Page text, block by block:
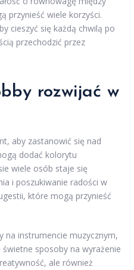
przynieść wiele korzyści.
cieszyć się każdą chwilą po
przechodzić przez
rozwijać w
aby zastanowić się nad
dodać kolorytu
wiele osób staje się
i poszukiwanie radości w
które mogą przynieść
na instrumencie muzycznym,
sposoby na wyrażenie
ale również